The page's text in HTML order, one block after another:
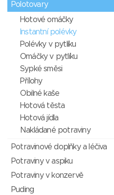
Polotovary
Hotové omáčky
Instantní polévky
Polévky v pytlíku
Omáčky v pytlíku
Sypké směsi
Přílohy
Obilné kaše
Hotová těsta
Hotová jídla
Nakládané potraviny
Potravinové doplňky a léčiva
Potraviny v aspiku
Potraviny v konzervě
Puding